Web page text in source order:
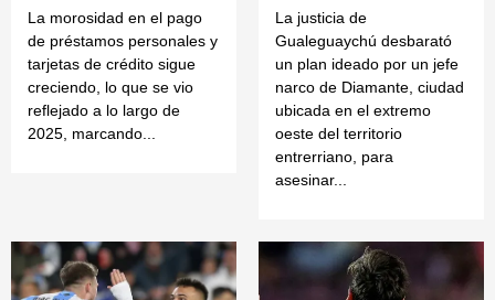
La morosidad en el pago
de préstamos personales y
tarjetas de crédito sigue
creciendo, lo que se vio
reflejado a lo largo de
2025, marcando...
La justicia de
Gualeguaychú desbarató
un plan ideado por un jefe
narco de Diamante, ciudad
ubicada en el extremo
oeste del territorio
entrerriano, para
asesinar...